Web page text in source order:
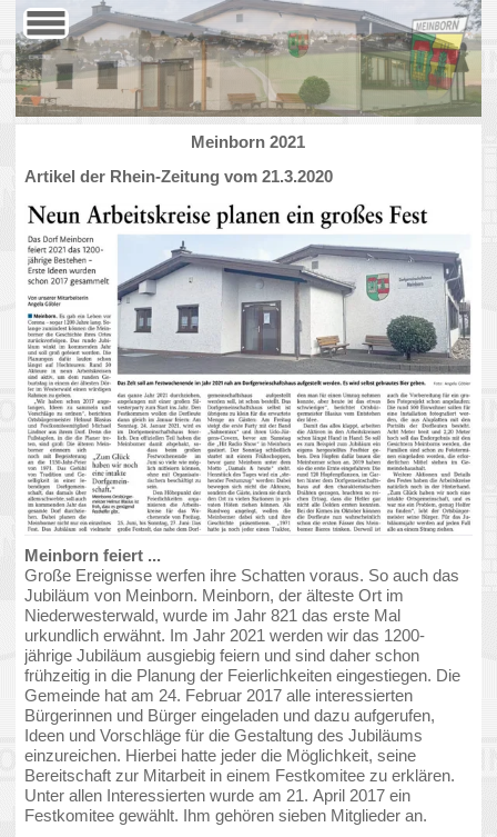
Meinborn 2021
Artikel der Rhein-Zeitung vom 21.3.2020
Meinborn feiert ...
Große Ereignisse werfen ihre Schatten voraus. So auch das
Jubiläum von Meinborn. Meinborn, der älteste Ort im
Niederwesterwald, wurde im Jahr 821 das erste Mal
urkundlich erwähnt. Im Jahr 2021 werden wir das 1200-
jährige Jubiläum ausgiebig feiern und sind daher schon
frühzeitig in die Planung der Feierlichkeiten eingestiegen. Die
Gemeinde hat am 24. Februar 2017 alle interessierten
Bürgerinnen und Bürger eingeladen und dazu aufgerufen,
Ideen und Vorschläge für die Gestaltung des Jubiläums
Bereitschaft zur Mitarbeit in einem Festkomitee zu erklären.
Unter allen Interessierten wurde am 21. April 2017 ein
Festkomitee gewählt. Ihm gehören sieben Mitglieder an.
Das Festkomitee hat anhand der Ideensammlung
ausgewählt, welche Veranstaltungen innerhalb des
Jubiläumsjahres stattfinden sollen und die unterschiedlichen
Aufgabenbereiche neun Arbeitskreisen zugeordnet.
35 Personen engagieren sich bereits aktiv für die
anstehenden Feierlichkeiten. Wie für Meinborn üblich ist auch
hier die Altersgruppe der 20- bis 80-jährigen vertreten. Das ist
überaus erfreulich.
Wir und auch Sie dürfen schon jetzt gespannt sein, was uns
im Rahmen des Jubiläumsjahres alles erwartet.
Schrejvt uch dat alt mo enn de Kalenner:
25. - 27. Juni 2021
Mämer fäijert ...